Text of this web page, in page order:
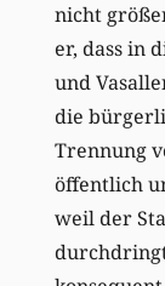
nicht
er, dass in
und
die
Trennung
öffentlich
weil der